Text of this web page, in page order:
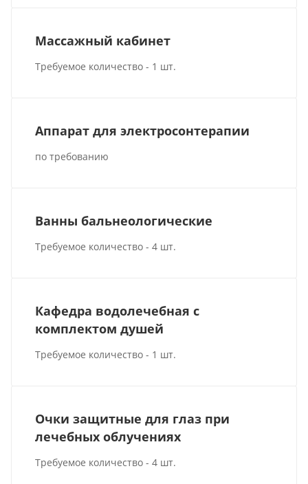
Массажный кабинет
Требуемое количество - 1 шт.
Аппарат для электросонтерапии
по требованию
Ванны бальнеологические
Требуемое количество - 4 шт.
Кафедра водолечебная с
комплектом душей
Требуемое количество - 1 шт.
Очки защитные для глаз при
лечебных облучениях
Требуемое количество - 4 шт.